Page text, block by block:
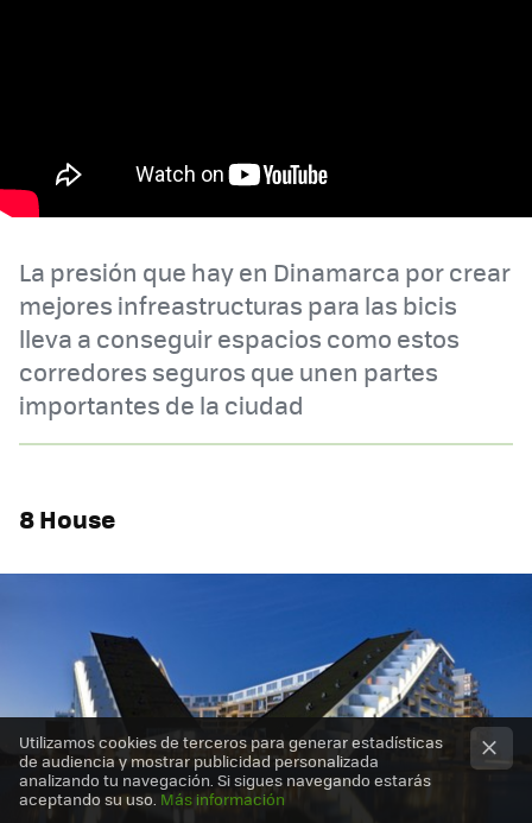
La presión que hay en Dinamarca por crear
mejores infreastructuras para las bicis
lleva a conseguir espacios como estos
corredores seguros que unen partes
importantes de la ciudad
8 House
Utilizamos cookies de terceros para generar estadísticas
de audiencia y mostrar publicidad personalizada
analizando tu navegación. Si sigues navegando estarás
aceptando su uso. Más información